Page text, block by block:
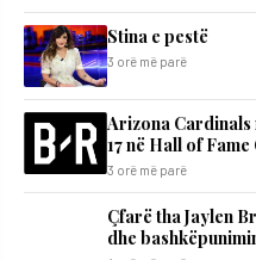
Stina e pestë
3 orë më parë
Arizona
17 në Hall of Fame
3 orë më parë
Çfarë tha Jaylen
dhe